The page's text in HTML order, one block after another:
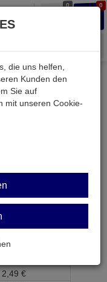
0 0
Bauteile aktiv
3,3R
2, 49 €
die uns helfen,
Kunden den
Sie auf
mit unseren Cookie-